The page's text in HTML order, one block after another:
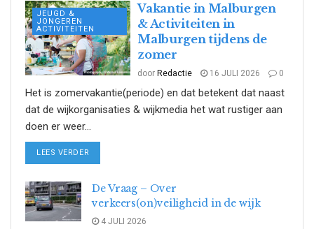
JEUGD &
JONGEREN
ACTIVITEITEN
Vakantie in Malburgen
& Activiteiten in
Malburgen tijdens de
zomer
door Redactie 16 JULI 2026 0
Het is zomervakantie(periode) en dat betekent dat naast
dat de wijkorganisaties & wijkmedia het wat rustiger aan
doen er weer...
LEES VERDER
De Vraag – Over
verkeers(on)veiligheid in de wijk
4 JULI 2026